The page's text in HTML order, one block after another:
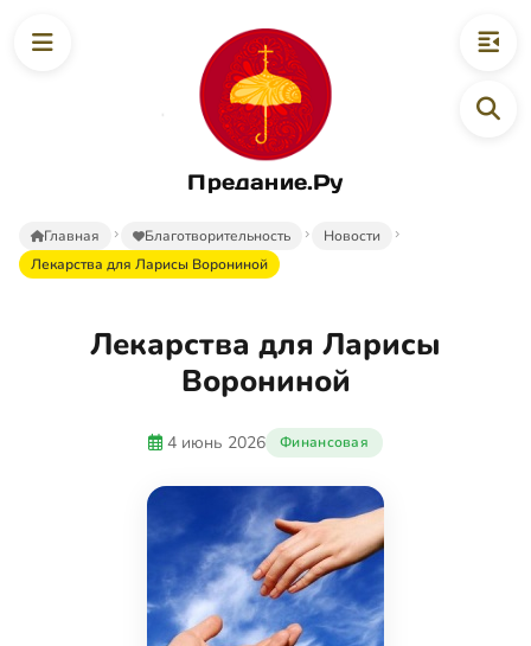
Предание.Ру
Главная Благотворительность
Новости
Лекарства для Ларисы Ворониной
Лекарства для Ларисы
Ворониной
4 июнь 2026 Финансовая